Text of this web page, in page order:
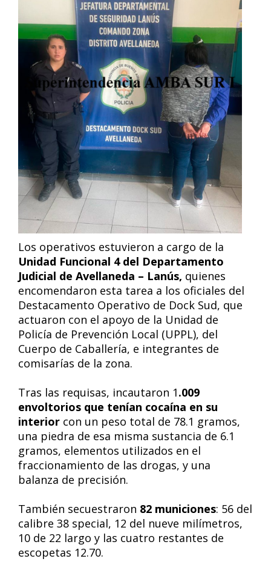
Los operativos estuvieron a cargo de la
Unidad Funcional 4 del Departamento
Judicial de Avellaneda – Lanús, quienes
encomendaron esta tarea a los oficiales del
Destacamento Operativo de Dock Sud, que
actuaron con el apoyo de la Unidad de
Policía de Prevención Local (UPPL), del
Cuerpo de Caballería, e integrantes de
comisarías de la zona.
Tras las requisas, incautaron 1.009
envoltorios que tenían cocaína en su
interior con un peso total de 78.1 gramos,
una piedra de esa misma sustancia de 6.1
gramos, elementos utilizados en el
fraccionamiento de las drogas, y una
balanza de precisión.
También secuestraron 82 municiones: 56 del
calibre 38 special, 12 del nueve milímetros,
10 de 22 largo y las cuatro restantes de
escopetas 12.70.